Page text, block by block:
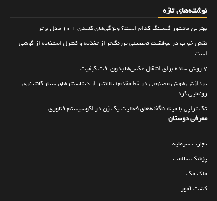
نوشته‌های تازه
بهترین مانیتور گیمینگ کدام است؟ ویژگی‌های کلیدی + 10 مدل برتر
نقش خواب در موفقیت تحصیلی پررنگ‌تر از تغذیه و کنترل استفاده از گوشی
است
۷ روش ساده برای انتقال عکس‌ها بدون افت کیفیت
پردازش هوش مصنوعی در خط مقدم؛ پالانتیر از دیتاسنترهای سیار کانتینری
رونمایی کرد
تک تراپی با مینا؛ ناگفته‌های فعالیت یک زن در اکوسیستم فناوری
معرفی دوستان
تجارت سرمایه
پزشک سلامت
ملک مگ
کشت آموز